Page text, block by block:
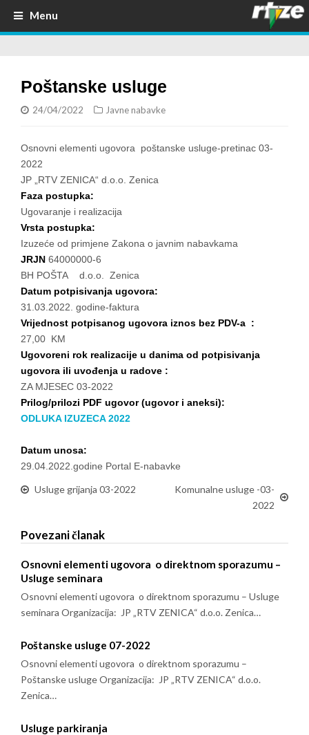
Menu
Poštanske usluge
24/04/2022 Javne nabavke
Osnovni elementi ugovora poštanske usluge-pretinac 03-
2022
JP „RTV ZENICA“ d.o.o. Zenica
Faza postupka:
Ugovaranje i realizacija
Vrsta postupka:
Izuzeće od primjene Zakona o javnim nabavkama
JRJN 64000000-6
BH POŠTA d.o.o. Zenica
Datum potpisivanja ugovora:
31.03.2022. godine-faktura
Vrijednost potpisanog ugovora iznos bez PDV-a :
27,00 KM
Ugovoreni rok realizacije u danima od potpisivanja
ugovora ili uvođenja u radove :
ZA MJESEC 03-2022
Prilog/prilozi PDF ugovor (ugovor i aneksi):
ODLUKA IZUZECA 2022
Datum unosa:
29.04.2022.godine Portal E-nabavke
Usluge grijanja 03-2022
Komunalne usluge -03-
2022
Povezani članak
Osnovni elementi ugovora o direktnom sporazumu –
Usluge seminara
Osnovni elementi ugovora o direktnom sporazumu – Usluge
seminara Organizacija: JP „RTV ZENICA“ d.o.o. Zenica…
Poštanske usluge 07-2022
Osnovni elementi ugovora o direktnom sporazumu –
Poštanske usluge Organizacija: JP „RTV ZENICA“ d.o.o.
Zenica…
Usluge parkiranja